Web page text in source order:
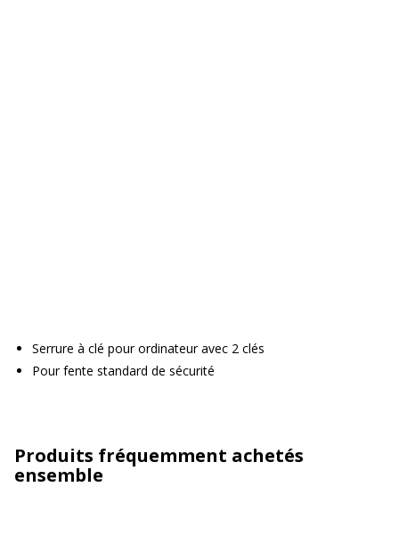
Serrure à clé pour ordinateur avec 2 clés
Pour fente standard de sécurité
Produits fréquemment achetés
ensemble